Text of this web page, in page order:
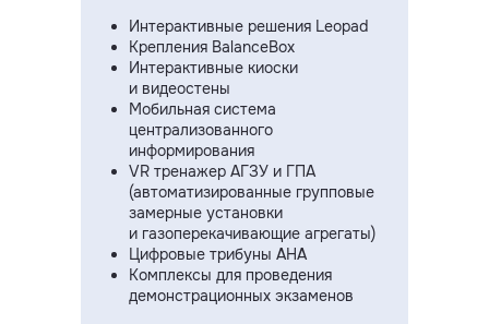
Интерактивные решения Leopad
Крепления BalanceBox
Интерактивные киоски
и видеостены
Мобильная система
централизованного
информирования
VR тренажер АГЗУ и ГПА
(автоматизированные групповые
замерные установки
и газоперекачивающие агрегаты)
Цифровые трибуны AHA
Комплексы для проведения
демонстрационных экзаменов